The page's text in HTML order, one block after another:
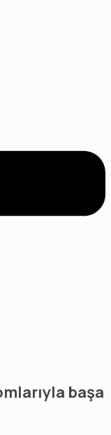
başa